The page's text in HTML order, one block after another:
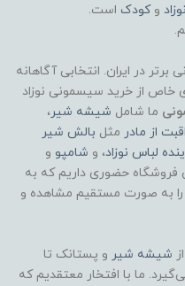
نوزاد وکودک است.
در ایران. انتخابی آگاهانه
خاص از خرید سیسمونی نوزاد
ما شامل شیشه شیر،
از مادر مثل بالش شیر
لباس نوزاد، و شامپو و
حضوری داریم که به
را به صورت مستقیم مشاهده و
شیشه شیر و پستانک تا
ما با افتخار معتقدیم که